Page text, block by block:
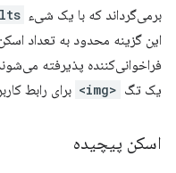
برمی‌گرداند که با یک شیء
یک تگ <img> برای رابط
اسکن پیچیده